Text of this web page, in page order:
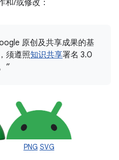
和/或修改：
原创及共享成果的基
须遵照知识共享署名 3.0
”
PNG SVG